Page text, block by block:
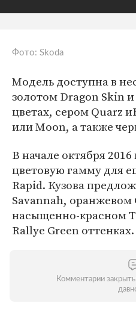
Фото: Skoda
Модель доступна в
золотом Dragon Skin
цветах, сером Quarz
или Moon, а также
В начале октября 2016
цветовую гамму для
Rapid. Кузова
Savannah, оранжевом
насыщенно-красном
Rallye Green оттенках.
Комментарии